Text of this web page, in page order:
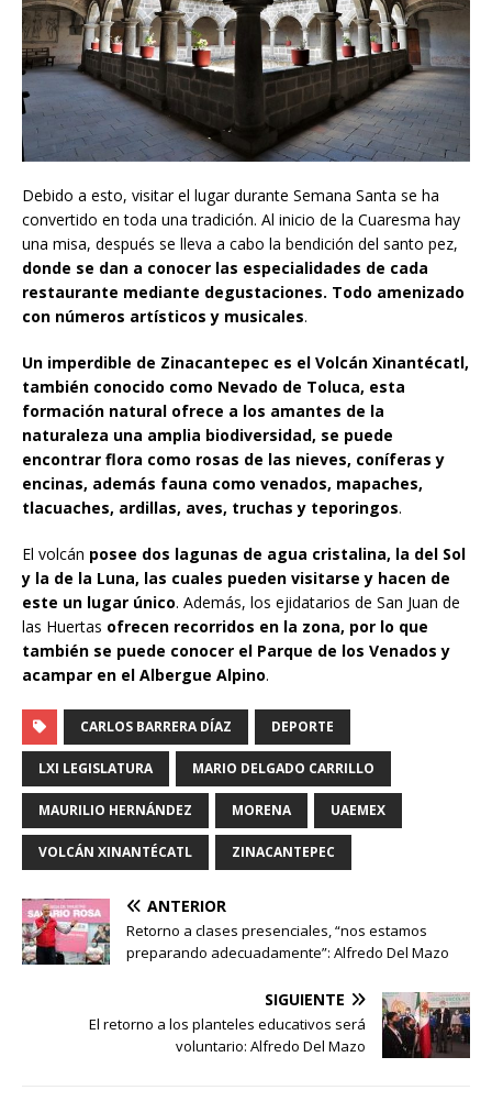
Debido a esto, visitar el lugar durante Semana Santa se ha
convertido en toda una tradición. Al inicio de la Cuaresma hay
una misa, después se lleva a cabo la bendición del santo pez,
donde se dan a conocer las especialidades de cada
restaurante mediante degustaciones. Todo amenizado
con números artísticos y musicales.
Un imperdible de Zinacantepec es el Volcán Xinantécatl,
también conocido como Nevado de Toluca, esta
formación natural ofrece a los amantes de la
naturaleza una amplia biodiversidad, se puede
encontrar flora como rosas de las nieves, coníferas y
encinas, además fauna como venados, mapaches,
tlacuaches, ardillas, aves, truchas y teporingos.
El volcán posee dos lagunas de agua cristalina, la del Sol
y la de la Luna, las cuales pueden visitarse y hacen de
este un lugar único. Además, los ejidatarios de San Juan de
las Huertas ofrecen recorridos en la zona, por lo que
también se puede conocer el Parque de los Venados y
acampar en el Albergue Alpino.
CARLOS BARRERA DÍAZ DEPORTE
LXI LEGISLATURA MARIO DELGADO CARRILLO
MAURILIO HERNÁNDEZ MORENA UAEMEX
VOLCÁN XINANTÉCATL ZINACANTEPEC
ANTERIOR
Retorno a clases presenciales, “nos estamos
preparando adecuadamente”: Alfredo Del Mazo
SIGUIENTE
El retorno a los planteles educativos será
voluntario: Alfredo Del Mazo